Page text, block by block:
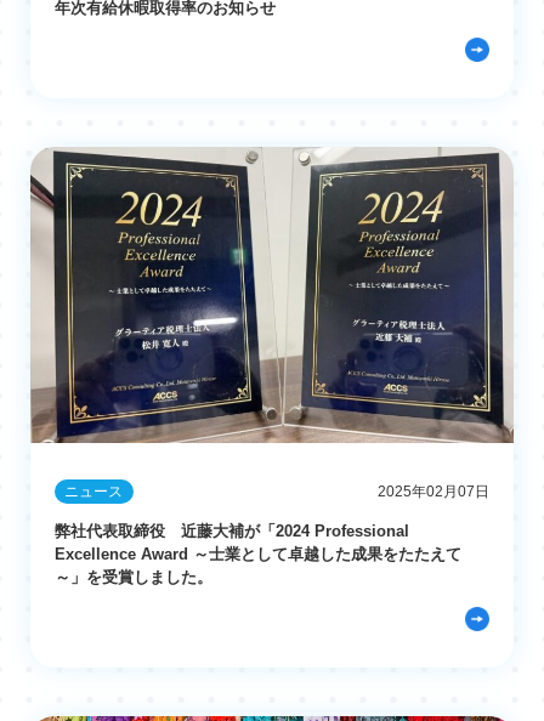
年次有給休暇取得率のお知らせ
ニュース 2025年02月07日
弊社代表取締役 近藤大補が「2024 Professional
Excellence Award ～士業として卓越した成果をたたえて
～」を受賞しました。